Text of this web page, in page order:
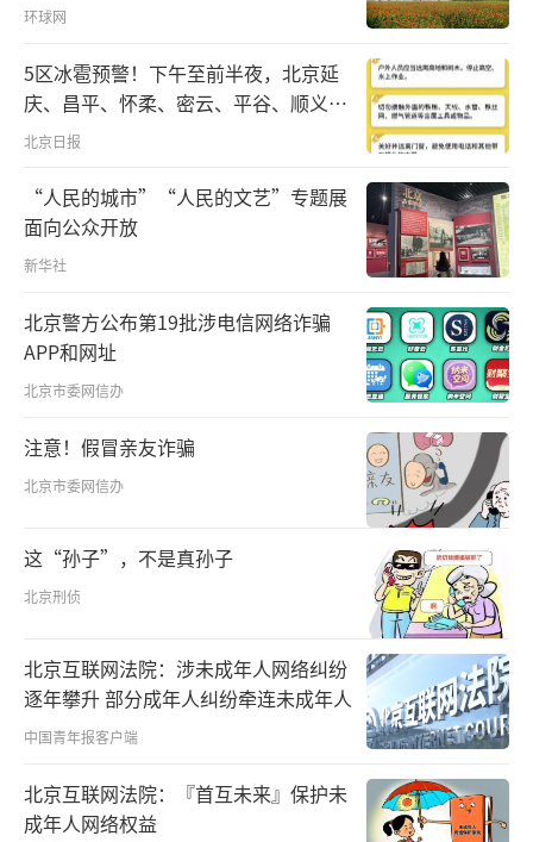
“我们会面，现在可以说是举世瞩
目。”“在美国，几乎所有人都在谈论这次会
晤。”承载着两国17亿多人民的福祉，关乎世
界80多亿人民的利益，双方都深知，世界前两
大经济体“握手”的分量。
正式会谈，就在河北厅旁的东大厅。宾主
落座，习近平主席一开场，便以深远的关切提
出深邃的“三问”——
“当前百年变局加速演进，国际形势变乱
跨越‘修昔底德陷阱’，开创大国关系新范
式？能不能携手应对全球性挑战，为世界注入
更多稳定性？能不能着眼两国人民福祉和人类
前途命运，共同开创两国关系的美好未来？”
“这些是历史之问、世界之问、人民之
问，也是大国领导人需要共同书写的时代答
卷。”一席话诚挚而坚定，“我愿同特朗普总
统共同为中美关系这艘大船领好航、掌好舵，
让2026年成为中美关系继往开来的历史性、标
志性年份。”
环球网
5区冰雹预警！下午至前半夜，北京延
庆、昌平、怀柔、密云、平谷、顺义、
门头沟、房山等区有较明显降雨，伴七
北京日报
“人民的城市”“人民的文艺”专题展
面向公众开放
新华社
北京警方公布第19批涉电信网络诈骗
APP和网址
北京市委网信办
注意！假冒亲友诈骗
北京市委网信办
这“孙子”，不是真孙子
北京刑侦
北京互联网法院：涉未成年人网络纠纷
逐年攀升 部分成年人纠纷牵连未成年人
中国青年报客户端
北京互联网法院：『首互未来』保护未
成年人网络权益